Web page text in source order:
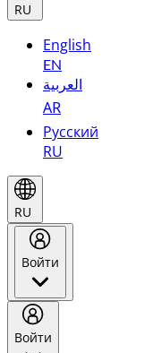
RU
English
EN
العربية
AR
Русский
RU
RU
Войти
Войти